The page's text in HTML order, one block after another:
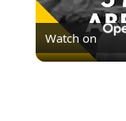
Watch on